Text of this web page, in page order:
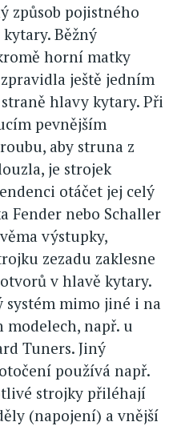
způsob pojistného
Běžný
horní matky
ještě jedním
hlavy kytary. Při
pevnějším
aby struna z
je strojek
otáčet jej celý
Fender nebo Schaller
výstupky,
zezadu zaklesne
v hlavě kytary.
systém mimo jiné i na
modelech, např. u
Tuners. Jiný
používá např.
strojky přiléhají
(napojení) a vnější